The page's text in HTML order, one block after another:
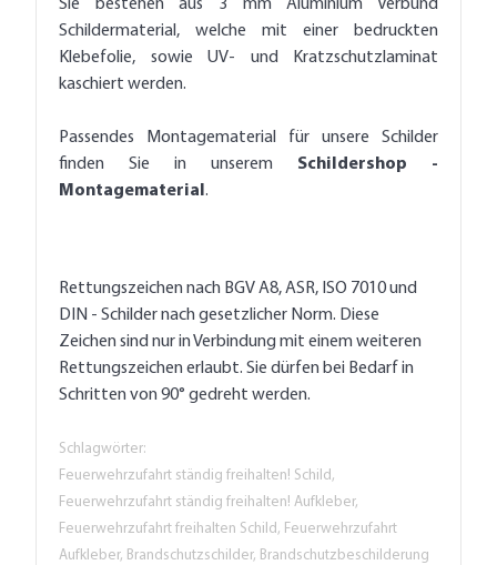
Sie bestehen aus 3 mm Aluminium Verbund
Schildermaterial, welche mit einer bedruckten
Klebefolie, sowie UV- und Kratzschutzlaminat
kaschiert werden.
Passendes Montagematerial für unsere Schilder
finden Sie in unserem Schildershop -
Montagematerial.
Rettungszeichen nach BGV A8, ASR, ISO 7010 und
DIN - Schilder nach gesetzlicher Norm. Diese
Zeichen sind nur in Verbindung mit einem weiteren
Rettungszeichen erlaubt. Sie dürfen bei Bedarf in
Schritten von 90° gedreht werden.
Schlagwörter:
Feuerwehrzufahrt ständig freihalten! Schild,
Feuerwehrzufahrt ständig freihalten! Aufkleber,
Feuerwehrzufahrt freihalten Schild, Feuerwehrzufahrt
Aufkleber, Brandschutzschilder, Brandschutzbeschilderung